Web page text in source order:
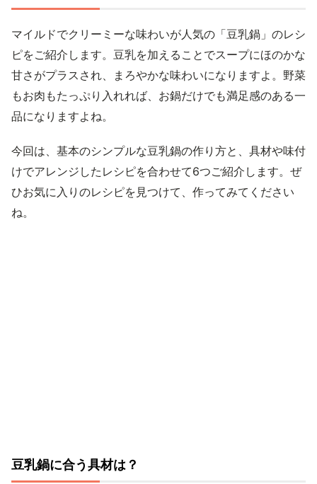
マイルドでクリーミーな味わいが人気の「豆乳鍋」のレシ
ピをご紹介します。豆乳を加えることでスープにほのかな
甘さがプラスされ、まろやかな味わいになりますよ。野菜
もお肉もたっぷり入れれば、お鍋だけでも満足感のある一
品になりますよね。
今回は、基本のシンプルな豆乳鍋の作り方と、具材や味付
けでアレンジしたレシピを合わせて6つご紹介します。ぜ
ひお気に入りのレシピを見つけて、作ってみてください
ね。
豆乳鍋に合う具材は？